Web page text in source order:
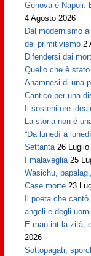
Genova è Napoli:
4 Agosto 2026
Dal modernismo
del primitivismo 2
Difendersi dai
Quello che è
Anamnesi di una
Cantico per una
Il sostenitore
La storia non è
“Da lunedì a
Settanta 26 Luglio
I malaveglia 25
Wasichu,
Case morte 23
Il poeta che
angeli e degli
E man int la zità,
2026
Sottopagati,